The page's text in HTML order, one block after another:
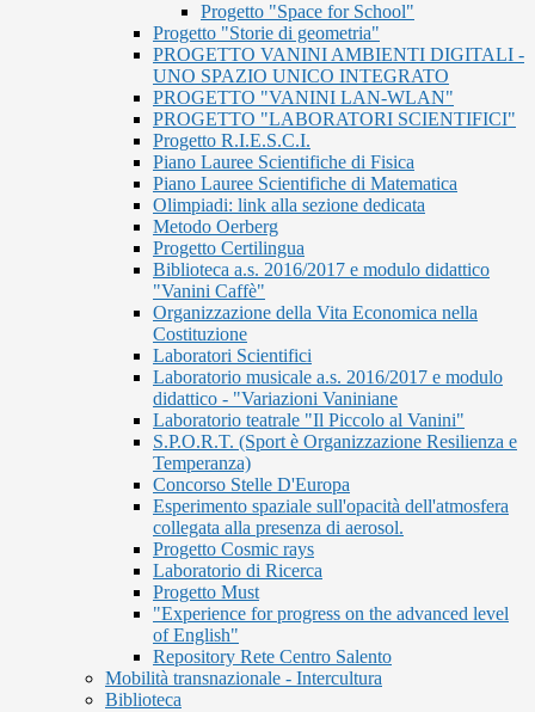
Progetto "Space for School"
Progetto "Storie di geometria"
PROGETTO VANINI AMBIENTI DIGITALI -
UNO SPAZIO UNICO INTEGRATO
PROGETTO "VANINI LAN-WLAN"
PROGETTO "LABORATORI SCIENTIFICI"
Progetto R.I.E.S.C.I.
Piano Lauree Scientifiche di Fisica
Piano Lauree Scientifiche di Matematica
Olimpiadi: link alla sezione dedicata
Metodo Oerberg
Progetto Certilingua
Biblioteca a.s. 2016/2017 e modulo didattico
"Vanini Caffè"
Organizzazione della Vita Economica nella
Costituzione
Laboratori Scientifici
Laboratorio musicale a.s. 2016/2017 e modulo
didattico - "Variazioni Vaniniane
Laboratorio teatrale "Il Piccolo al Vanini"
S.P.O.R.T. (Sport è Organizzazione Resilienza e
Temperanza)
Concorso Stelle D'Europa
Esperimento spaziale sull'opacità dell'atmosfera
collegata alla presenza di aerosol.
Progetto Cosmic rays
Laboratorio di Ricerca
Progetto Must
"Experience for progress on the advanced level
of English"
Repository Rete Centro Salento
Mobilità transnazionale - Intercultura
Biblioteca